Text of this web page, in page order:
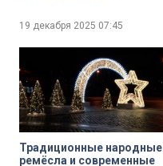
городов-миллионников
собрали в библиотеке
19 декабря 2025 07:45
Традиционные народные
ремёсла и современные